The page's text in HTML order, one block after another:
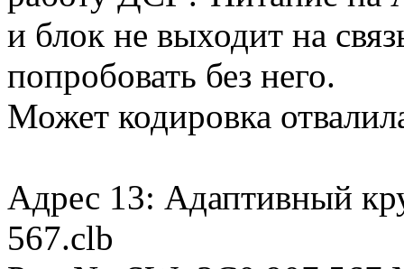
и блок не выходит на
попробовать без него.
Может кодировка
Адрес 13: Адаптивный
567.clb